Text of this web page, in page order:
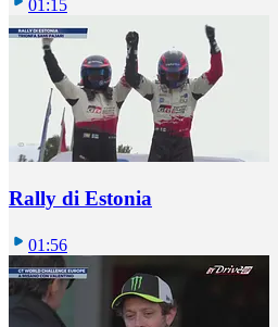
01:15
Rally di Estonia
01:56